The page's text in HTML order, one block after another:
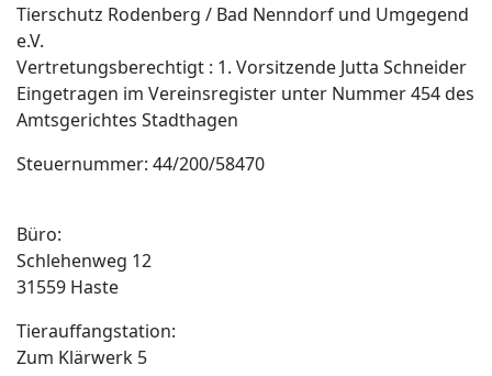
Tierschutz Rodenberg / Bad Nenndorf und Umgegend
e.V.
Vertretungsberechtigt : 1. Vorsitzende Jutta Schneider
Eingetragen im Vereinsregister unter Nummer 454 des
Amtsgerichtes Stadthagen
Steuernummer: 44/200/58470
Büro:
Schlehenweg 12
31559 Haste
Tierauffangstation:
Zum Klärwerk 5